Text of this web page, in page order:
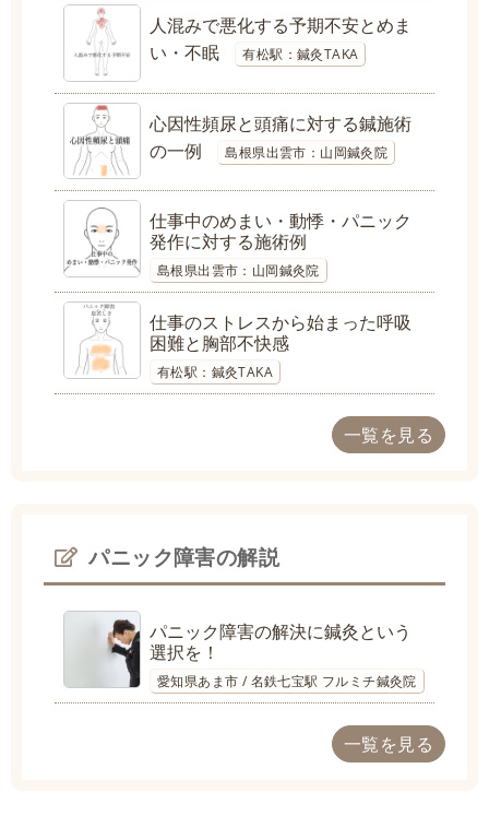
人混みで悪化する予期不安とめま
い・不眠
有松駅：鍼灸TAKA
心因性頻尿と頭痛に対する鍼施術
の一例
島根県出雲市：山岡鍼灸院
仕事中のめまい・動悸・パニック
発作に対する施術例
島根県出雲市：山岡鍼灸院
仕事のストレスから始まった呼吸
困難と胸部不快感
有松駅：鍼灸TAKA
一覧を見る
パニック障害の解説
パニック障害の解決に鍼灸という
選択を！
愛知県あま市 / 名鉄七宝駅 フルミチ鍼灸院
一覧を見る